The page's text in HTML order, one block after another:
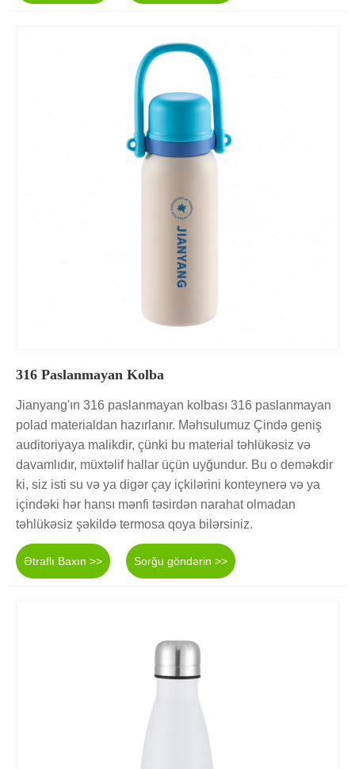
316 Paslanmayan Kolba
Jianyang'ın 316 paslanmayan kolbası 316 paslanmayan
polad materialdan hazırlanır. Məhsulumuz Çində geniş
auditoriyaya malikdir, çünki bu material təhlükəsiz və
davamlıdır, müxtəlif hallar üçün uyğundur. Bu o deməkdir
ki, siz isti su və ya digər çay içkilərini konteynerə və ya
içindəki hər hansı mənfi təsirdən narahat olmadan
təhlükəsiz şəkildə termosa qoya bilərsiniz.
Ətraflı Baxın >> Sorğu göndərin >>